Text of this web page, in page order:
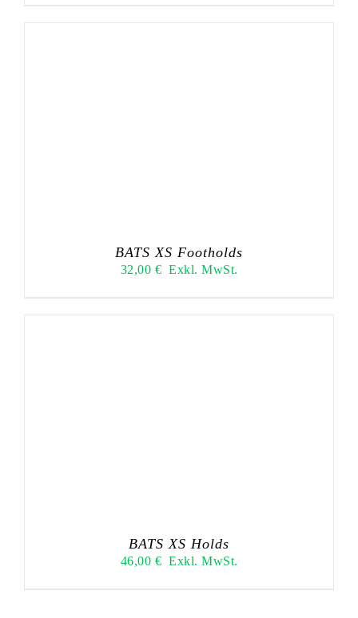
BATS XS Footholds
32,00 € Exkl. MwSt.
BATS XS Holds
46,00 € Exkl. MwSt.